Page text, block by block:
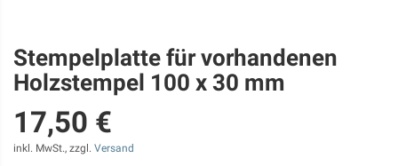
Zum
Anfang
der
springen
Stempelplatte für vorhandenen
Holzstempel 100 x 30 mm
17,50 €
inkl. MwSt., zzgl. Versand